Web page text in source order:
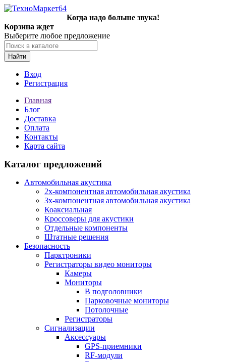
Когда надо больше звука!
Корзина ждет
Выберите любое предложение
Найти
Вход
Регистрация
Главная
Блог
Доставка
Оплата
Контакты
Карта сайта
Каталог предложений
Автомобильная акустика
2х-компонентная автомобильная акустика
3х-компонентная автомобильная акустика
Коаксиальная
Кроссоверы для акустики
Отдельные компоненты
Штатные решения
Безопасность
Парктроники
Регистраторы видео мониторы
Камеры
Мониторы
В подголовники
Парковочные мониторы
Потолочные
Регистраторы
Сигнализации
Аксессуары
GPS-приемники
RF-модули